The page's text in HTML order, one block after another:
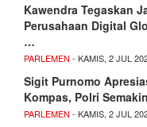
Kawendra Tegaskan
Perusahaan Digital
…
PARLEMEN - KAMIS, 2 JUL
Sigit Purnomo
Kompas, Polri
PARLEMEN - KAMIS, 2 JUL